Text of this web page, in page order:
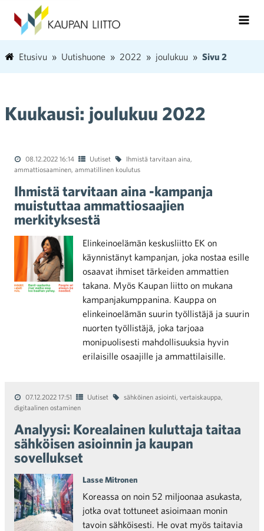
Etusivu Uutishuone 2022 joulukuu Sivu 2
Kuukausi: joulukuu 2022
08.12.2022 16:14 Uutiset Ihmistä tarvitaan aina,
ammattiosaaminen, ammatillinen koulutus
Ihmistä tarvitaan aina -kampanja
muistuttaa ammattiosaajien
merkityksestä
Elinkeinoelämän keskusliitto EK on
käynnistänyt kampanjan, joka nostaa esille
osaavat ihmiset tärkeiden ammattien
takana. Myös Kaupan liitto on mukana
kampanjakumppanina. Kauppa on
elinkeinoelämän suurin työllistäjä ja suurin
nuorten työllistäjä, joka tarjoaa
monipuolisesti mahdollisuuksia hyvin
erilaisille osaajille ja ammattilaisille.
07.12.2022 17:51 Uutiset sähköinen asiointi, vertaiskauppa,
digitaalinen ostaminen
Analyysi: Korealainen kuluttaja taitaa
sähköisen asioinnin ja kaupan
sovellukset
Lasse Mitronen
Koreassa on noin 52 miljoonaa asukasta,
jotka ovat tottuneet asioimaan monin
tavoin sähköisesti. He ovat myös taitavia